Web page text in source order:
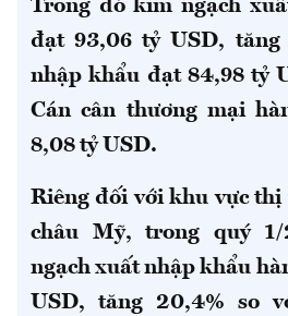
Trong đó kim ngạch
đạt 93,06 tỷ USD, tăng
nhập khẩu đạt 84,98 tỷ
Cán cân thương mại
8,08 tỷ USD.
Riêng đối với khu vực
châu Mỹ, trong quý
ngạch xuất nhập khẩu
USD, tăng 20,4% so